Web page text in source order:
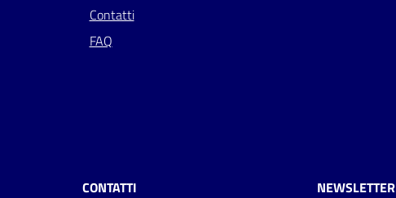
Contatti
FAQ
CONTATTI NEWSLETTER